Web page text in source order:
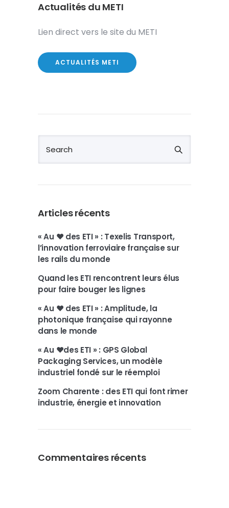
Actualités du METI
Lien direct vers le site du METI
ACTUALITÉS METI
Articles récents
« Au ❤️ des ETI » : Texelis Transport,
l’innovation ferroviaire française sur
les rails du monde
Quand les ETI rencontrent leurs élus
pour faire bouger les lignes
« Au ❤️ des ETI » : Amplitude, la
photonique française qui rayonne
dans le monde
« Au ❤️des ETI » : GPS Global
Packaging Services, un modèle
industriel fondé sur le réemploi
Zoom Charente : des ETI qui font rimer
industrie, énergie et innovation
Commentaires récents